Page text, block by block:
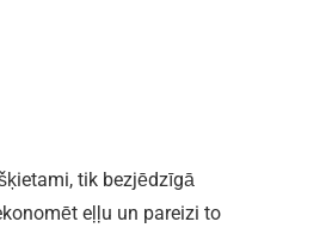
tik bezjēdzīgā
eļļu un pareizi to